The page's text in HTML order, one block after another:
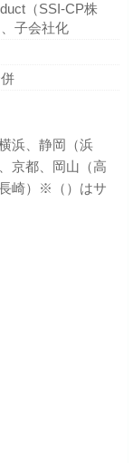
（SSI-CP株
子会社化
浜、静岡（浜
京都、岡山（高
崎）※（）はサ